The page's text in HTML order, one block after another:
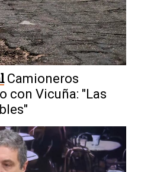
Camioneros
con Vicuña: "Las